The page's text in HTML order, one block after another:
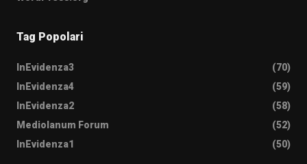
Tag Popolari
InEvidenza3
(70)
InEvidenza4
(59)
InEvidenza2
(58)
Mediolanum Forum
(52)
InEvidenza1
(50)